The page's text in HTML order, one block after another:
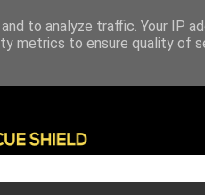
to analyze traffic. Your IP
metrics to ensure quality of